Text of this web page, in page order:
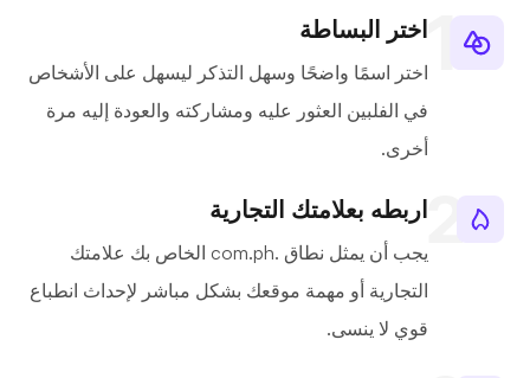
اختر البساطة
اختر اسمًا واضحًا وسهل التذكر ليسهل على الأشخاص
في الفلبين العثور عليه ومشاركته والعودة إليه مرة
أخرى.
اربطه بعلامتك التجارية
يجب أن يمثل نطاق .com.ph الخاص بك علامتك
التجارية أو مهمة موقعك بشكل مباشر لإحداث انطباع
قوي لا ينسى.